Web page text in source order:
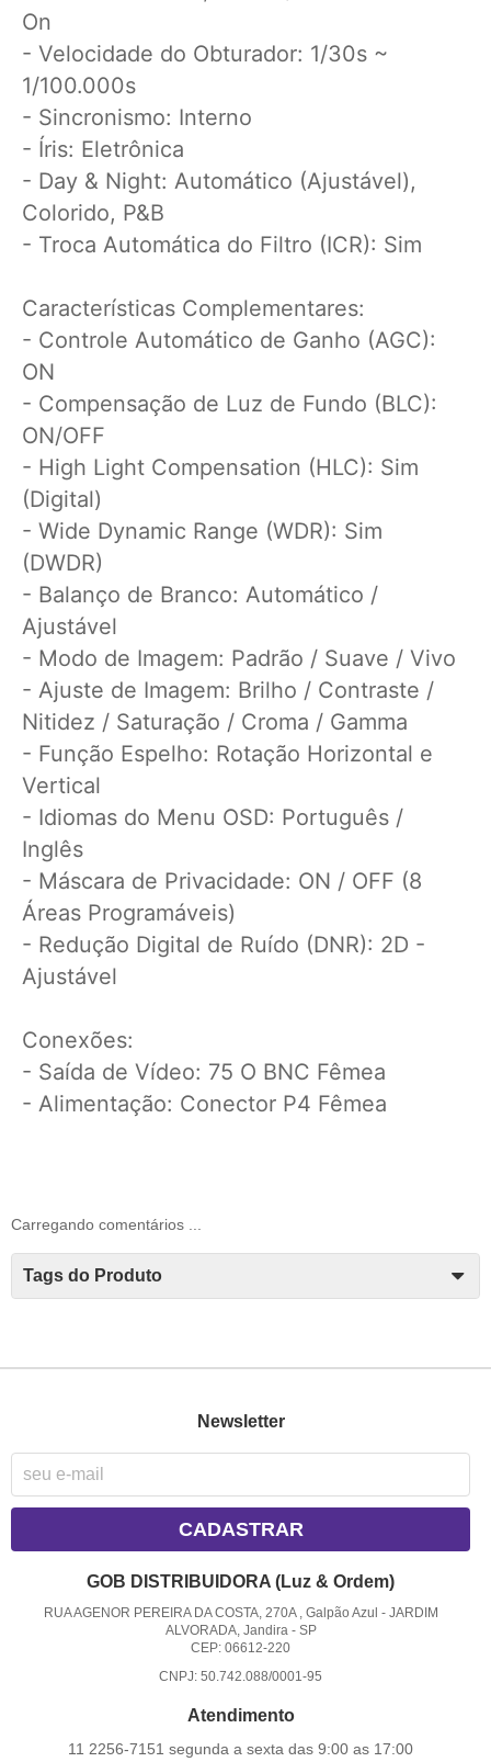
On
- Velocidade do Obturador: 1/30s ~
1/100.000s
- Sincronismo: Interno
- Íris: Eletrônica
- Day & Night: Automático (Ajustável),
Colorido, P&B
- Troca Automática do Filtro (ICR): Sim
Características Complementares:
- Controle Automático de Ganho (AGC):
ON
- Compensação de Luz de Fundo (BLC):
ON/OFF
- High Light Compensation (HLC): Sim
(Digital)
- Wide Dynamic Range (WDR): Sim
(DWDR)
- Balanço de Branco: Automático /
Ajustável
- Modo de Imagem: Padrão / Suave / Vivo
- Ajuste de Imagem: Brilho / Contraste /
Nitidez / Saturação / Croma / Gamma
- Função Espelho: Rotação Horizontal e
Vertical
- Idiomas do Menu OSD: Português /
Inglês
- Máscara de Privacidade: ON / OFF (8
Áreas Programáveis)
- Redução Digital de Ruído (DNR): 2D -
Ajustável
Conexões:
- Saída de Vídeo: 75 O BNC Fêmea
- Alimentação: Conector P4 Fêmea
Carregando comentários ...
Tags do Produto
Newsletter
CADASTRAR
GOB DISTRIBUIDORA (Luz & Ordem)
RUA AGENOR PEREIRA DA COSTA, 270A , Galpão Azul - JARDIM
ALVORADA, Jandira- SP
CEP: 06612-220
CNPJ: 50.742.088/0001-95
Atendimento
11 2256-7151 segunda a sexta das 9:00 as 17:00